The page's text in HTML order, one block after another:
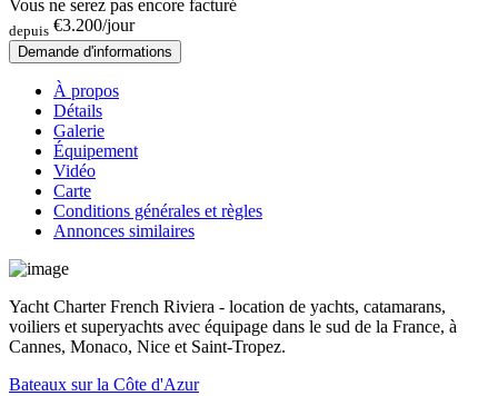
Vous ne serez pas encore facturé
depuis €3.200/jour
Demande d'informations
À propos
Détails
Galerie
Équipement
Vidéo
Carte
Conditions générales et règles
Annonces similaires
Yacht Charter French Riviera - location de yachts, catamarans,
voiliers et superyachts avec équipage dans le sud de la France, à
Cannes, Monaco, Nice et Saint-Tropez.
Bateaux sur la Côte d'Azur